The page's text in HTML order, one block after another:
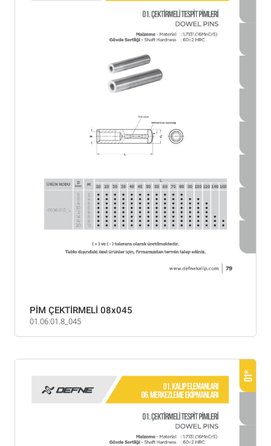
PİM ÇEKTİRMELİ 08x045
01.06.01.8_045